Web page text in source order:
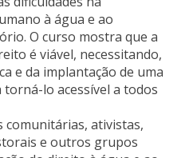
à água e ao
O curso mostra que a
é viável, necessitando,
e da implantação de uma
lo acessível a todos
comunitárias, ativistas,
e outros grupos